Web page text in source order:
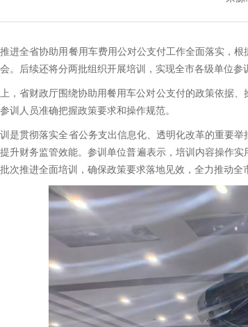
进全省协助用餐用车费用公对公支付工作全面落实，
。后续还将分两批组织开展培训，实现全市各级单位参
，省财政厅围绕协助用餐用车公对公支付的政策依据
训人员准确把握政策要求和操作规范。
是贯彻落实全省公务支出信息化、透明化改革的重要
升财务监管效能。参训单位普遍表示，培训内容操作
次推进全面培训，确保政策要求落地见效，全力推动全